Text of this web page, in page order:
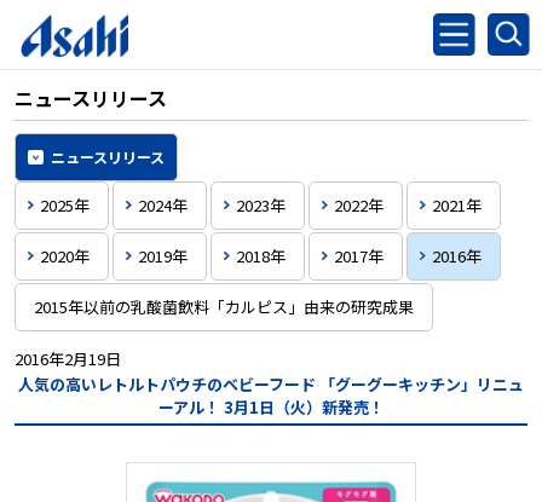
ニュースリリース
ニュースリリース
2025年 2024年 2023年 2022年 2021年
2020年 2019年 2018年 2017年 2016年
2015年以前の乳酸菌飲料「カルピス」由来の研究成果
2016年2月19日
人気の高いレトルトパウチのベビーフード 「グーグーキッチン」リニュ
ーアル！ 3月1日（火）新発売！